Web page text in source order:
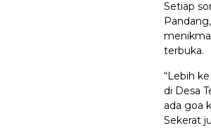
Setiap
terbuka.
“Lebih
di Desa
ada goa
Sekerat